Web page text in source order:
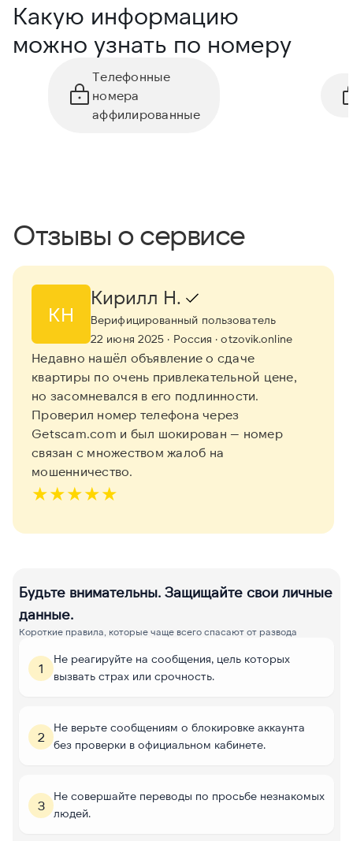
Какую информацию
можно узнать по номеру
Телефонные
номера
аффилированные
Отзывы о сервисе
КН
Кирилл Н.
Верифицированный пользователь
22 июня 2025 · Россия · otzovik.online
Недавно нашёл объявление о сдаче
квартиры по очень привлекательной цене,
но засомневался в его подлинности.
Проверил номер телефона через
Getscam.com и был шокирован — номер
связан с множеством жалоб на
мошенничество.
★★★★★
Будьте внимательны. Защищайте свои личные
данные.
Короткие правила, которые чаще всего спасают от развода
1
Не реагируйте на сообщения, цель которых
вызвать страх или срочность.
2
Не верьте сообщениям о блокировке аккаунта
без проверки в официальном кабинете.
3
Не совершайте переводы по просьбе незнакомых
людей.